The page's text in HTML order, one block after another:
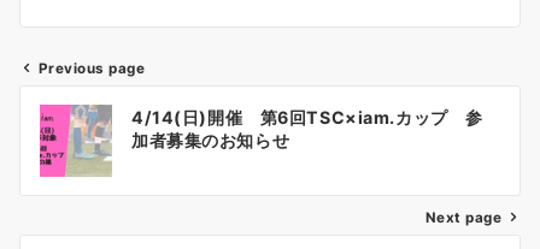
投
稿
ナ
ビ
Previous page
4/14(日)開催 第6回TSC×iam.カップ 参
加者募集のお知らせ
Next page